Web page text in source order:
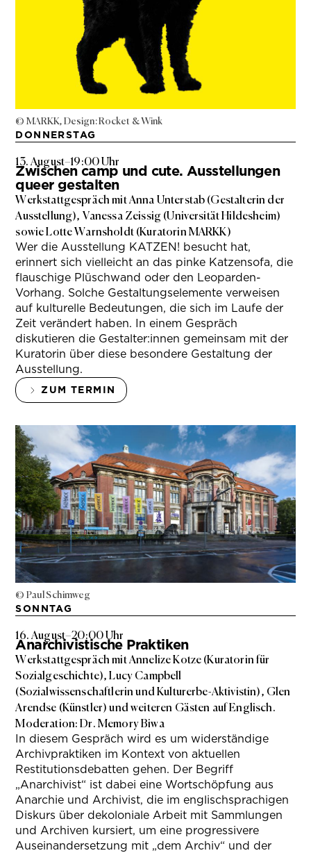
© MARKK, Design: Rocket & Wink
DONNERSTAG
13. August–19:00 Uhr
Zwischen camp und cute. Ausstellungen
queer gestalten
Werkstattgespräch mit Anna Unterstab (Gestalterin der
Ausstellung), Vanessa Zeissig (Universität Hildesheim)
sowie Lotte Warnsholdt (Kuratorin MARKK)
Wer die Ausstellung KATZEN! besucht hat,
erinnert sich vielleicht an das pinke Katzensofa, die
flauschige Plüschwand oder den Leoparden-
Vorhang. Solche Gestaltungselemente verweisen
auf kulturelle Bedeutungen, die sich im Laufe der
Zeit verändert haben. In einem Gespräch
diskutieren die Gestalter:innen gemeinsam mit der
Kuratorin über diese besondere Gestaltung der
Ausstellung.
ZUM TERMIN
© Paul Schimweg
SONNTAG
16. August–20:00 Uhr
Anarchivistische Praktiken
Werkstattgespräch mit Annelize Kotze (Kuratorin für
Sozialgeschichte), Lucy Campbell
(Sozialwissenschaftlerin und Kulturerbe-Aktivistin), Glen
Arendse (Künstler) und weiteren Gästen auf Englisch.
Moderation: Dr. Memory Biwa
In diesem Gespräch wird es um widerständige
Archivpraktiken im Kontext von aktuellen
Restitutionsdebatten gehen. Der Begriff
„Anarchivist“ ist dabei eine Wortschöpfung aus
Anarchie und Archivist, die im englischsprachigen
Diskurs über dekoloniale Arbeit mit Sammlungen
und Archiven kursiert, um eine progressivere
Auseinandersetzung mit „dem Archiv“ und der